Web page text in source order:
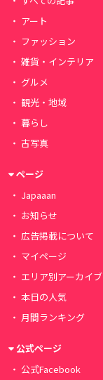
アート
ファッション
雑貨・インテリア
グルメ
観光・地域
暮らし
古写真
ページ
Japaaan
お知らせ
広告掲載について
マイページ
エリア別アーカイブ
本日の人気
月間ランキング
公式ページ
公式Facebook